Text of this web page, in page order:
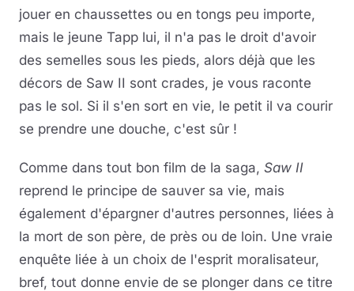
jouer en chaussettes ou en tongs peu importe,
mais le jeune Tapp lui, il n'a pas le droit d'avoir
des semelles sous les pieds, alors déjà que les
décors de Saw II sont crades, je vous raconte
pas le sol. Si il s'en sort en vie, le petit il va courir
se prendre une douche, c'est sûr !
Comme dans tout bon film de la saga, Saw II
reprend le principe de sauver sa vie, mais
également d'épargner d'autres personnes, liées à
la mort de son père, de près ou de loin. Une vraie
enquête liée à un choix de l'esprit moralisateur,
bref, tout donne envie de se plonger dans ce titre